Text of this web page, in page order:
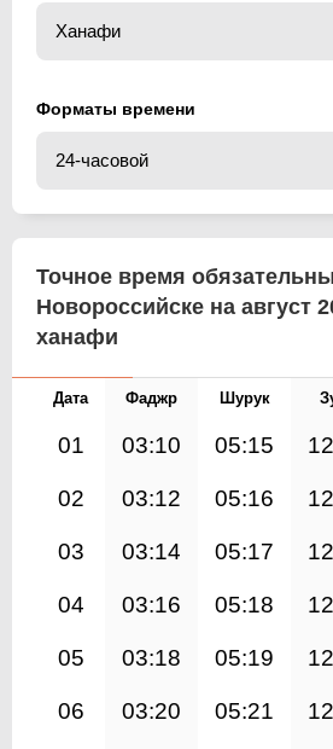
Форматы времени
Точное время
Новороссийске на август
ханафи
Дата Фаджр Шурук
01 03:10 05:15
02 03:12 05:16
03 03:14 05:17
04 03:16 05:18
05 03:18 05:19
06 03:20 05:21